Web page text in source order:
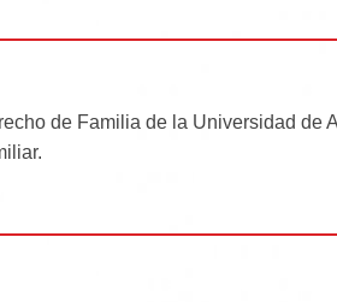
de Familia de la Universidad de